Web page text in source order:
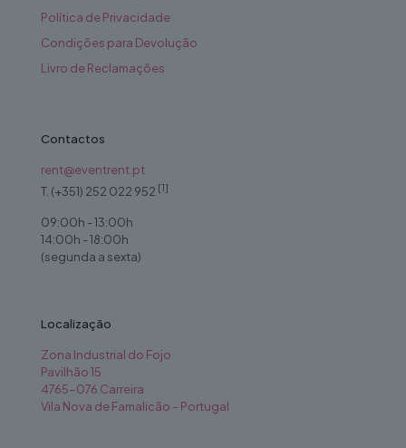
Política de Privacidade
Condições para Devolução
Livro de Reclamações
Contactos
rent@eventrent.pt
T. (+351) 252 022 952 [1]
09:00h - 13:00h
14:00h - 18:00h
(segunda a sexta)
Localização
Zona Industrial do Fojo
Pavilhão 15
4765-076 Carreira
Vila Nova de Famalicão – Portugal